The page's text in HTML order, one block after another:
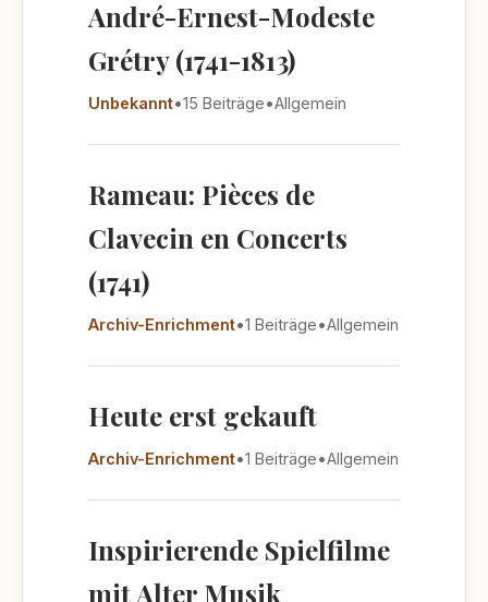
André-Ernest-Modeste
Grétry (1741-1813)
Unbekannt•15 Beiträge•Allgemein
Rameau: Pièces de
Clavecin en Concerts
(1741)
Archiv-Enrichment•1 Beiträge•Allgemein
Heute erst gekauft
Archiv-Enrichment•1 Beiträge•Allgemein
Inspirierende Spielfilme
mit Alter Musik